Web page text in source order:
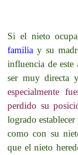
Si el nieto
familia y su
influencia de este
ser muy directa
especialmente
perdido su
logrado
como con su
que el nieto